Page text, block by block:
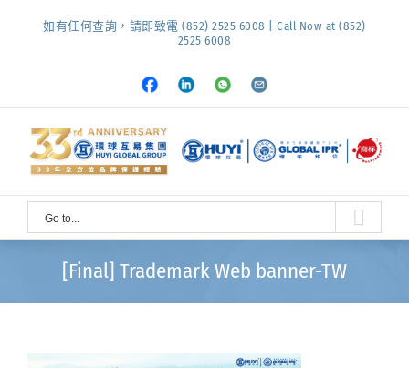
如有任何查詢，請即致電 (852) 2525 6008 | Call Now at (852)
2525 6008
Facebook
LinkedInWhatsapp
Email
Go to...
[Final] Trademark Web banner-TW